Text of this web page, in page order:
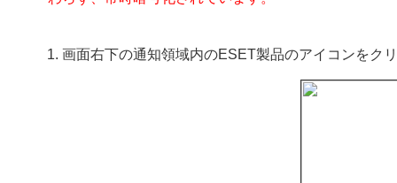
画面右下の通知領域内のESET製品のアイコンをク